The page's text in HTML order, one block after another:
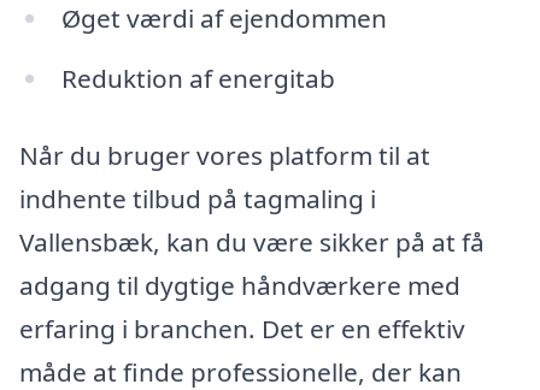
Øget værdi af ejendommen
Reduktion af energitab
Når du bruger vores platform til at
indhente tilbud på tagmaling i
Vallensbæk, kan du være sikker på at få
adgang til dygtige håndværkere med
erfaring i branchen. Det er en effektiv
måde at finde professionelle, der kan